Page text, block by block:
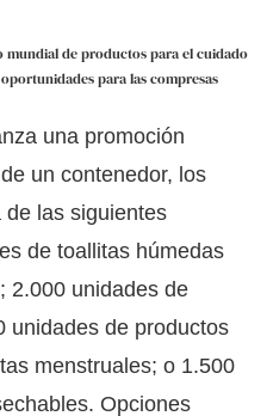
una promoción
un contenedor, los
las siguientes
de toallitas húmedas
2.000 unidades de
unidades de productos
menstruales; o 1.500
Opciones